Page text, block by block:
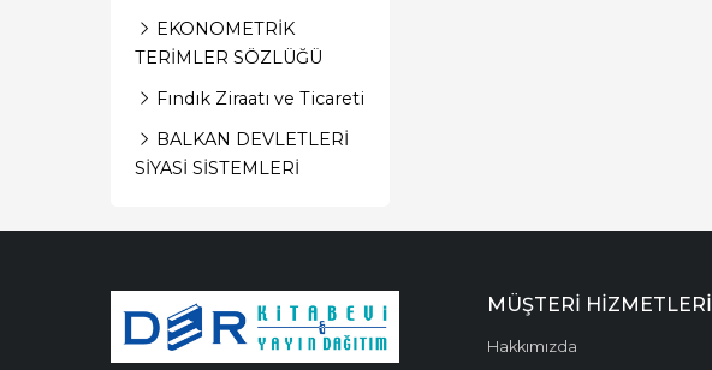
EKONOMETRİK
TERİMLER SÖZLÜĞÜ
Fındık Ziraatı ve Ticareti
BALKAN DEVLETLERİ
SİYASİ SİSTEMLERİ
MÜŞTERI HIZMETLERI
Hakkımızda